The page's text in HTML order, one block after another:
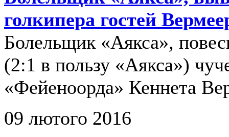
голкипера гостей
Болельщик «Аякса»,
(2:1 в пользу «Аякса»)
«Фейеноорда» Кеннета
09 лютого 2016